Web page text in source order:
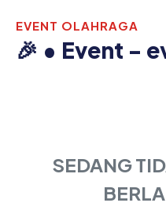
EVENT OLAHRAGA
🎉 • Event -
SEDANG